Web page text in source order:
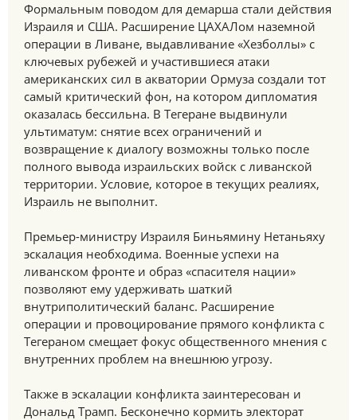
Формальным поводом для демарша стали действия
Израиля и США. Расширение ЦАХАЛом наземной
операции в Ливане, выдавливание «Хезболлы» с
ключевых рубежей и участившиеся атаки
американских сил в акватории Ормуза создали тот
самый критический фон, на котором дипломатия
оказалась бессильна. В Тегеране выдвинули
ультиматум: снятие всех ограничений и
возвращение к диалогу возможны только после
полного вывода израильских войск с ливанской
территории. Условие, которое в текущих реалиях,
Израиль не выполнит.
Премьер-министру Израиля Биньямину Нетаньяху
эскалация необходима. Военные успехи на
ливанском фронте и образ «спасителя нации»
позволяют ему удерживать шаткий
внутриполитический баланс. Расширение
операции и провоцирование прямого конфликта с
Тегераном смещает фокус общественного мнения с
внутренних проблем на внешнюю угрозу.
Также в эскалации конфликта заинтересован и
Дональд Трамп. Бесконечно кормить электорат